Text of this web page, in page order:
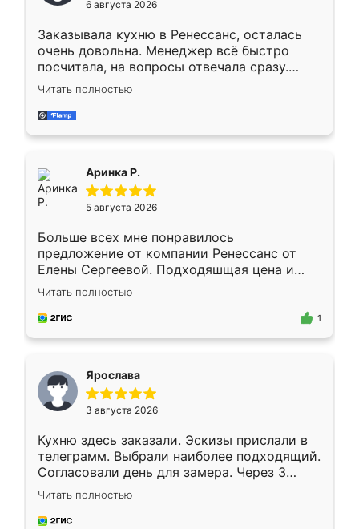
мебели буду заказывать только здесь.
6 августа 2026
Заказывала кухню в Ренессанс, осталась
очень довольна. Менеджер всё быстро
посчитала, на вопросы отвечала сразу.
Замерщик приехал в субботу, подошёл к
делу со всей ответственностью. Собрали
за день, ребята работали аккуратно, даже
Читать полностью
Аринка Р.
5 августа 2026
Больше всех мне понравилось
предложение от компании Ренессанс от
Елены Сергеевой. Подходяшщая цена и
короткие сроки изготовления. Приехавший
для замера сотрудник Владислав
предложил по моему эскизу самый
Читать полностью
1
Ярослава
3 августа 2026
Кухню здесь заказали. Эскизы прислали в
телеграмм. Выбрали наиболее подходящий.
Согласовали день для замера. Через 3
недели кухня была уже готова. Остались
довольны работой. Спасибо Ренессанс
мебель за качественную работу!
Читать полностью